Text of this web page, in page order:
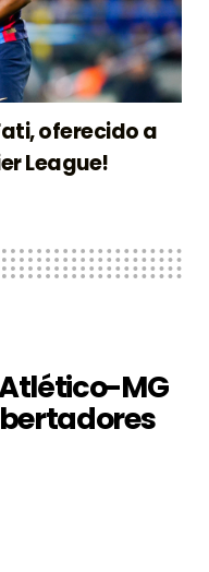
oferecido a
League!
MG